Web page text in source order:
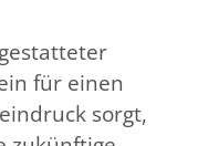
für einen
sorgt,